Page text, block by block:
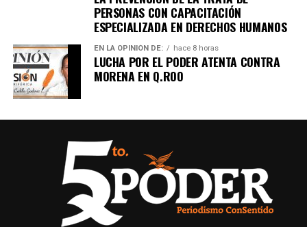
PERSONAS CON CAPACITACIÓN
ESPECIALIZADA EN DERECHOS HUMANOS
EN LA OPINIÓN DE: hace 8 horas
LUCHA POR EL PODER ATENTA CONTRA
MORENA EN Q.ROO